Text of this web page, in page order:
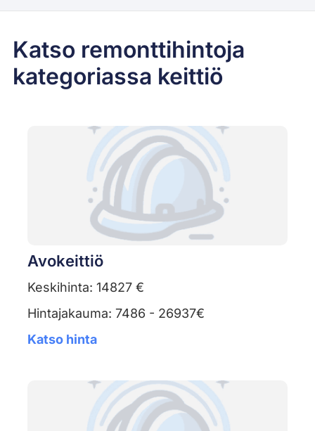
Katso remonttihintoja
kategoriassa keittiö
Avokeittiö
Keskihinta: 14827 €
Hintajakauma: 7486 - 26937€
Katso hinta